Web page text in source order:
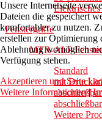
Fenstergriffe
MTR-ALP
Standard
mit
abschließbar
Weitere
Unsere Internetseite
Dateien die gespeichert
komfortabler zu nutzen.
erstellen zur Optimierung
Ablehnung womöglich
Verfügung stehen.
Akzeptieren und Seite
Weitere Informationen|